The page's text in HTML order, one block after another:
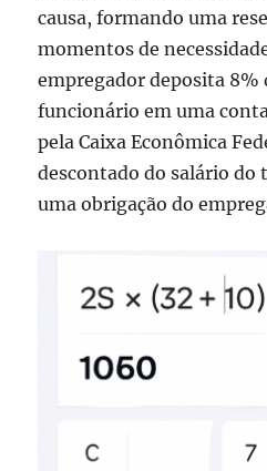
causa, formando uma
momentos de
empregador deposita 8%
funcionário em uma
pela Caixa Econômica
descontado do salário do
uma obrigação do